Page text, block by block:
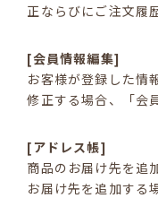
正ならびにご注文履
[会員情報編集]
お客様が登録した情
修正する場合、「会
[アドレス帳]
商品のお届け先を追
お届け先を追加する